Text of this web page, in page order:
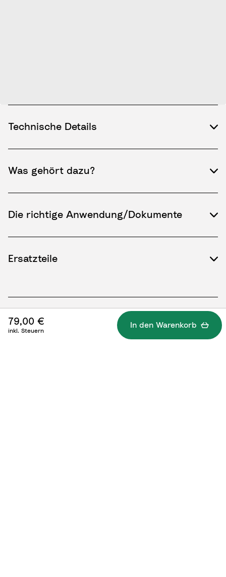
79,00 €
inkl. Steuern
In den Warenkorb
Technische Details
Was gehört dazu?
Die richtige Anwendung/Dokumente
Ersatzteile